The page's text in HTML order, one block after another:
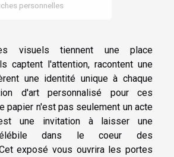
personnelles
visuels tiennent une place
captent l'attention, racontent une
une identité unique à chaque
d'art personnalisé pour ces
papier n'est pas seulement un acte
une invitation à laisser une
dans le coeur des
exposé vous ouvrira les portes